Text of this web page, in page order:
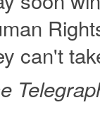
can't